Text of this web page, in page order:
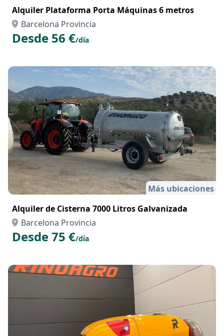
Alquiler Plataforma Porta Máquinas 6 metros
Barcelona Provincia
Desde 56 €/día
Más ubicaciones
Alquiler de Cisterna 7000 Litros Galvanizada
Barcelona Provincia
Desde 75 €/día